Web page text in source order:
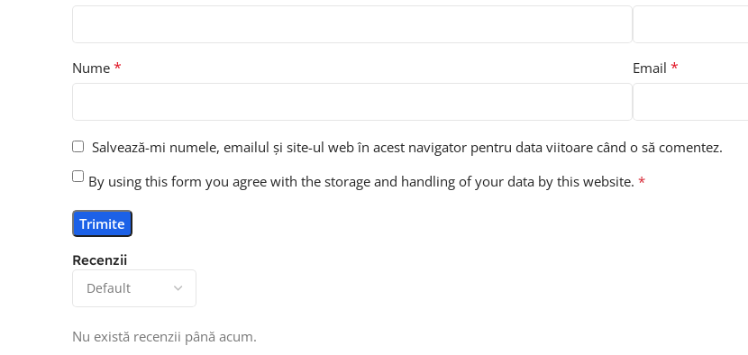
Recenzii
Nu există recenzii până acum.
Nume * Email *
Salvează-mi numele, emailul și site-ul web în acest navigator pentru data viitoare când o să comentez.
By using this form you agree with the storage and handling of your data by this website. *